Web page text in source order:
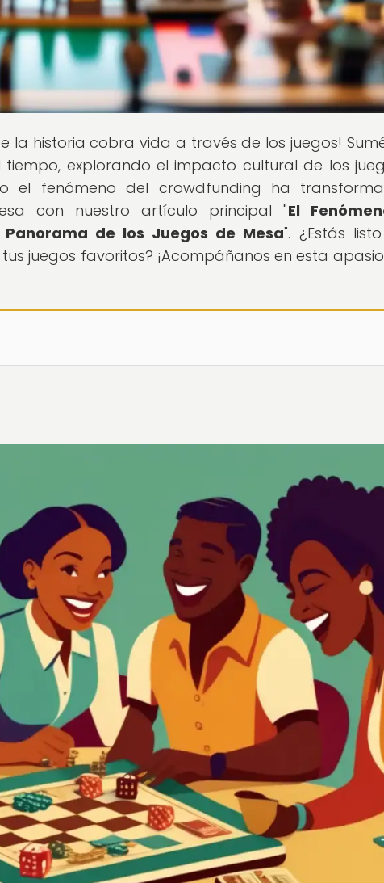
la historia cobra vida a través de los juegos!
explorando el impacto cultural de los
el fenómeno del crowdfunding ha
con nuestro artículo principal "El
de los Juegos de Mesa". ¿Estás
juegos favoritos? ¡Acompáñanos en esta